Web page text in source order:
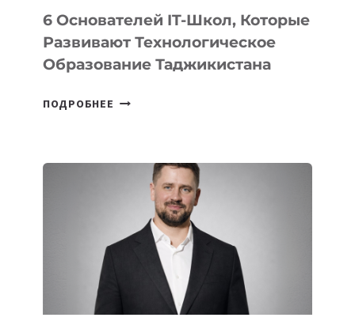
6 Основателей IT-Школ, Которые
Развивают Технологическое
Образование Таджикистана
ПОДРОБНЕЕ
КОТОРЫЕ
РАЗВИВАЮТ
ТЕХНОЛОГИЧЕСКОЕ
ОБРАЗОВАНИЕ
ТАДЖИКИСТАНА